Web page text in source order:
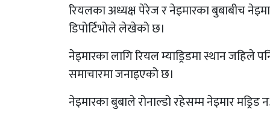
रियलका अध्यक्ष पेरेज र नेइमारका बुबाबीच
डिपोर्टिभोले लेखेको छ।
नेइमारका लागि रियल म्याड्रिडमा स्थान
समाचारमा जनाइएको छ।
नेइमारका बुबाले रोनाल्डो रहेसम्म नेइमार